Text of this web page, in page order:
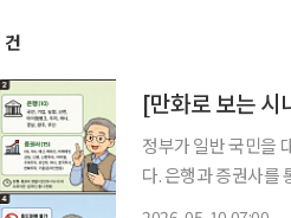
건
[만화로 보는 시
정부가 일반 국민을
다. 은행과 증권사를